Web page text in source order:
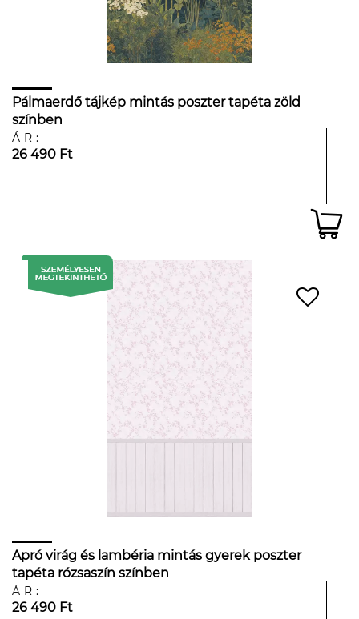
Pálmaerdő tájkép mintás poszter tapéta zöld
színben
ÁR:
26 490 Ft
Apró virág és lambéria mintás gyerek poszter
tapéta rózsaszín színben
ÁR:
26 490 Ft